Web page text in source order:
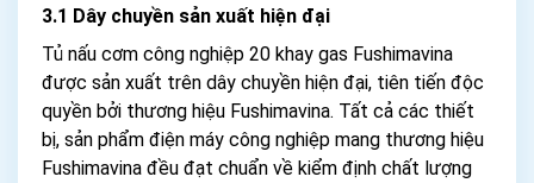
3.1 Dây chuyền sản xuất hiện đại
Tủ nấu cơm công nghiệp 20 khay gas Fushimavina
được sản xuất trên dây chuyền hiện đại, tiên tiến độc
quyền bởi thương hiệu Fushimavina. Tất cả các thiết
bị, sản phẩm điện máy công nghiệp mang thương hiệu
Fushimavina đều đạt chuẩn về kiểm định chất lượng